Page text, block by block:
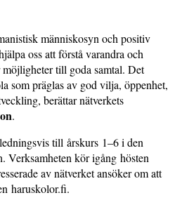
människosyn och positiv
oss att förstå varandra och
till goda samtal. Det
som präglas av god vilja, öppenhet,
berättar nätverkets
.
till årskurs 1–6 i den
Verksamheten kör igång hösten
av nätverket ansöker om att
haruskolor.fi.